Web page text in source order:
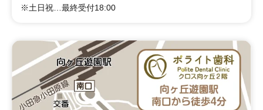
※土日祝…最終受付18:00